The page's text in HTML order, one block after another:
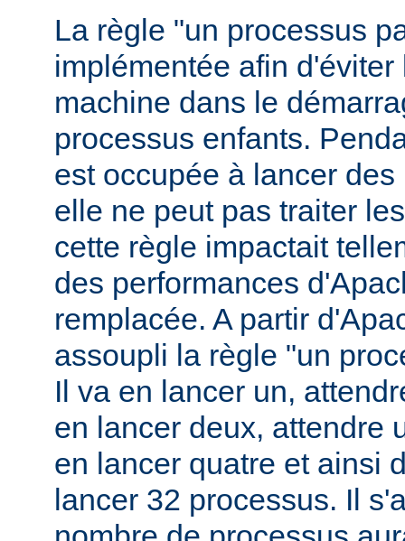
La règle "un processus
implémentée afin
machine dans le
processus enfants.
est occupée à lancer
elle ne peut pas traiter
cette règle impactait
des performances
remplacée. A partir
assoupli la règle "un
Il va en lancer un,
en lancer deux, attendre
en lancer quatre et ainsi
lancer 32 processus. Il